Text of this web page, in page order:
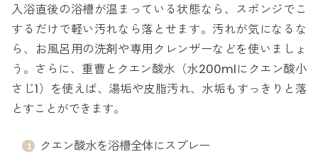
入浴直後の浴槽が温まっている状態なら、スポンジでこ
するだけで軽い汚れなら落とせます。汚れが気になるな
ら、お風呂用の洗剤や専用クレンザーなどを使いましょ
う。さらに、重曹とクエン酸水（水200mlにクエン酸小
さじ1）を使えば、湯垢や皮脂汚れ、水垢もすっきりと落
とすことができます。
クエン酸水を浴槽全体にスプレー